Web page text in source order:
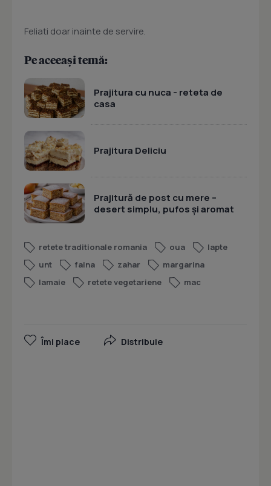
Feliati doar inainte de servire.
Pe aceeași temă:
Prajitura cu nuca - reteta de
casa
Prajitura Deliciu
Prajitură de post cu mere –
desert simplu, pufos și aromat
retete traditionale romania oua
lapte
unt
faina zahar
margarina
lamaie
retete vegetariene mac
Îmi place Distribuie